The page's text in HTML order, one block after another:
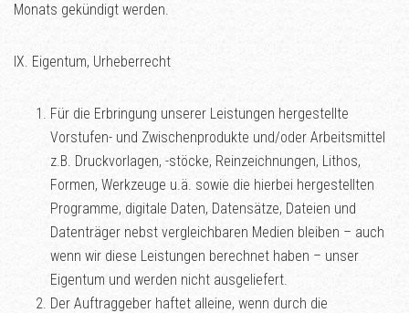
Monats gekündigt werden.
IX. Eigentum, Urheberrecht
Für die Erbringung unserer Leistungen hergestellte
Vorstufen- und Zwischenprodukte und/oder Arbeitsmittel
z.B. Druckvorlagen, -stöcke, Reinzeichnungen, Lithos,
Formen, Werkzeuge u.ä. sowie die hierbei hergestellten
Programme, digitale Daten, Datensätze, Dateien und
Datenträger nebst vergleichbaren Medien bleiben – auch
wenn wir diese Leistungen berechnet haben – unser
Eigentum und werden nicht ausgeliefert.
Der Auftraggeber haftet alleine, wenn durch die